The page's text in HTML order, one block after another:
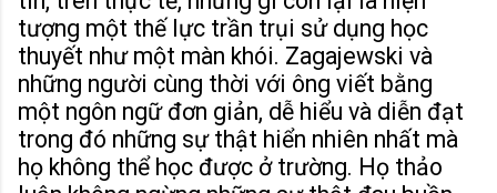
tượng một thế lực trần trụi sử dụng học
thuyết như một màn khói. Zagajewski và
những người cùng thời với ông viết bằng
một ngôn ngữ đơn giản, dễ hiểu và diễn đạt
trong đó những sự thật hiển nhiên nhất mà
họ không thể học được ở trường. Họ thảo